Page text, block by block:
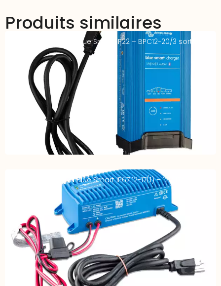
Produits similaires
Chargeur VICTRON Blue Smart IP22 – BPC12-20/3 sorties –
Chargeur VICTRON Blue Smart IP67 12-17(1) – 12V 17A